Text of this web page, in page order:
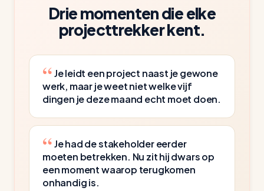
Drie momenten die elke
projecttrekker kent.
Je leidt een project naast je gewone
werk, maar je weet niet welke vijf
dingen je deze maand echt moet doen.
Je had de stakeholder eerder
moeten betrekken. Nu zit hij dwars op
een moment waarop terugkomen
onhandig is.